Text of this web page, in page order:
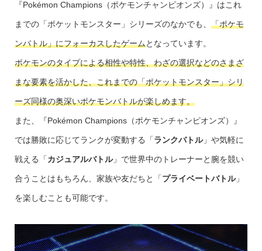
『Pokémon Champions（ポケモンチャンピオンズ）』はこれ
までの「ポケットモンスター」シリーズのなかでも、 「ポケモ
ンバトル」にフォーカスしたゲームとなっています。
ポケモンのタイプによる相性や特性、わざの選択などのさまざ
まな要素を活かした、これまでの「ポケットモンスター」シリ
ーズ同様の奥深いポケモンバトルが楽しめます。
また、『Pokémon Champions（ポケモンチャンピオンズ）』
では勝敗に応じてランクが変動する「ランクバトル」や気軽に
戦える「カジュアルバトル」で世界中のトレーナーと腕を競い
合うことはもちろん、家族や友だちと「プライベートバトル」
を楽しむことも可能です。